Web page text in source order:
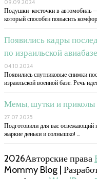
09.09.2024
Подушки-косточки в автомобиль —
который способен повысить
Появились кадры
по израильской авиабазе
04.10.2024
Появились спутниковые снимки
израильской военной базе. Речь
Мемы, шутки и приколы
27.07.2025
Подготовили для вас освежающий
жаркие деньки и солнышко! …
2026Авторские права
Mommy Blog |